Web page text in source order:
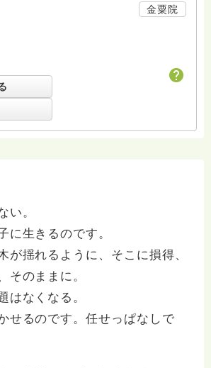
金粟院
い。
に生きるのです。
が揺れるように、そこに損得、
そのままに。
はなくなる。
せるのです。任せっぱなしで